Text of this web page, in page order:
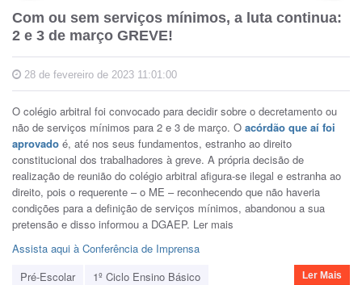
Com ou sem serviços mínimos, a luta continua:
2 e 3 de março GREVE!
28 de fevereiro de 2023 11:01:00
O colégio arbitral foi convocado para decidir sobre o decretamento ou
não de serviços mínimos para 2 e 3 de março. O acórdão que aí foi
aprovado é, até nos seus fundamentos, estranho ao direito
constitucional dos trabalhadores à greve. A própria decisão de
realização de reunião do colégio arbitral afigura-se ilegal e estranha ao
direito, pois o requerente – o ME – reconhecendo que não haveria
condições para a definição de serviços mínimos, abandonou a sua
pretensão e disso informou a DGAEP. Ler mais
Assista aqui à Conferência de Imprensa
Pré-Escolar
1º Ciclo Ensino Básico
Ler Mais